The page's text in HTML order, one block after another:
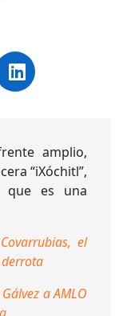
amplio,
“iXóchitl”,
que es una
el
derrota
a AMLO